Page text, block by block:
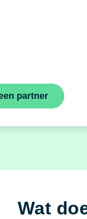
partner
Wat